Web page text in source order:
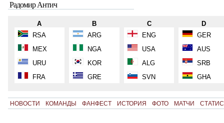
Радомир Антич
A
RSA
MEX
URU
FRA
B
ARG
NGA
KOR
GRE
C
ENG
USA
ALG
SVN
D
GER
AUS
SRB
GHA
НОВОСТИ КОМАНДЫ ФАНФЕСТ ИСТОРИЯ ФОТО МАТЧИ